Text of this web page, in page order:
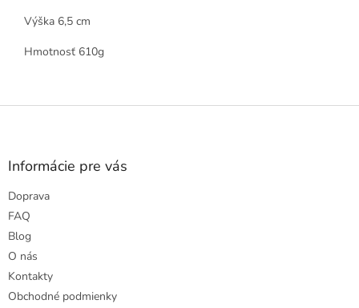
Výška 6,5 cm
Hmotnosť 610g
Z
Informácie pre vás
Doprava
FAQ
Blog
O nás
Kontakty
Obchodné podmienky